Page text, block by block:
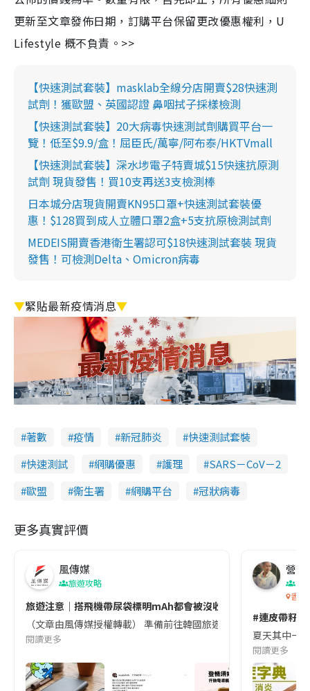
更新至文章發佈日期，訂購平台保留更改優惠權利，U
Lifestyle 概不負責。>>
【快速測試套裝】masklab全線分店開賣$28快速測
試劑！獲歐盟、英國認證 鼻咽拭子採樣檢測
【快速測試套裝】20大病毒快速測試劑購買平台一
覽！低至$9.9/盒！屈臣氏/萬寧/阿布泰/HKTVmall
【快速測試套裝】深水埗電子特賣城$15快速抗原測
試劑 現貨發售！買10支再送3支檢測棒
日本城分店現貨開賣KN95口罩+快速測試套裝優
惠！$128買到成人立體口罩2盒+5支抗原檢測試劑
MEDEIS開賣香港衛生署認可$18快速測試套裝 現貨
發售！可檢測Delta、Omicron病毒
▼緊貼最新疫情消息▼
著數 疫情 新冠肺炎
快速測試套裝
快速測試
網購優惠 護理
SARS－CoV－2
歐盟
衞生署 網購平台 冠狀病毒
更多真實評價
風傳媒
旅遊攻略
旅遊注意｜搭飛機帶尿袋標明mAh都會被沒收😱出發前切記檢查
（文章由風傳媒授權轉載） 準備前往韓國旅遊的民眾，近期要
閱讀更多
營養
香港
#連皮帶籽
夏天其中一
閱讀更多